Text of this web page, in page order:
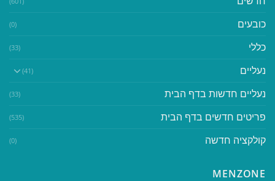
כובעים (0)
כללי (33)
נעליים (41)
נעליים חדשות בדף הבית (33)
פריטים חדשים בדף הבית (535)
קולקציה חדשה (0)
MENZONE